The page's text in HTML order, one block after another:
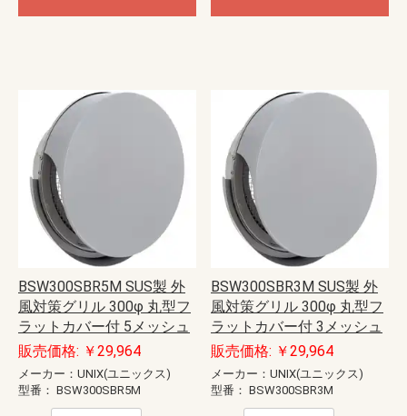
BSW300SBR5M SUS製 外
風対策グリル 300φ 丸型フ
ラットカバー付 5メッシュ
販売価格: ￥29,964
メーカー：UNIX(ユニックス)
型番： BSW300SBR5M
BSW300SBR3M SUS製 外
風対策グリル 300φ 丸型フ
ラットカバー付 3メッシュ
販売価格: ￥29,964
メーカー：UNIX(ユニックス)
型番： BSW300SBR3M